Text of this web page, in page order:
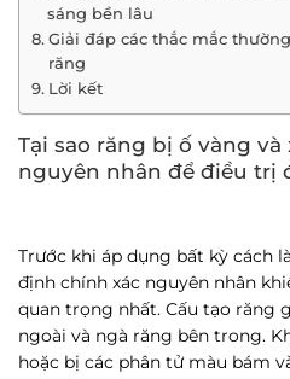
sáng bền lâu
Giải đáp các thắc mắc
răng
Lời kết
Tại sao răng bị ố vàng
nguyên nhân để điều trị
Trước khi áp dụng bất kỳ cách
định chính xác nguyên nhân
quan trọng nhất. Cấu tạo răng
ngoài và ngà răng bên trong.
hoặc bị các phân tử màu bám